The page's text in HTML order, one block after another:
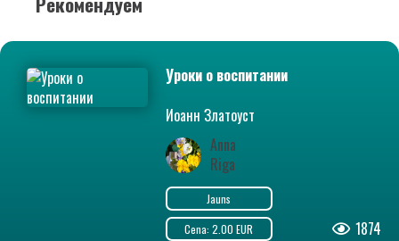
Уроки о воспитании
Иоанн Златоуст
Anna
Riga
Jauns
Cena: 2.00 EUR
1874